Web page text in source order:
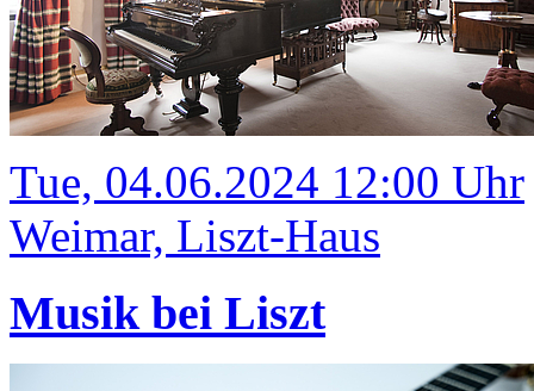
Tue, 04.06.2024 12:00 Uhr
Weimar, Liszt-Haus
Musik bei Liszt